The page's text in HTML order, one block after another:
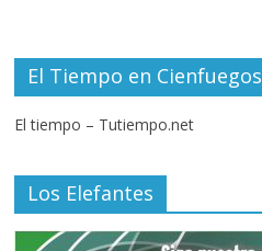
El Tiempo en Cienfuegos
El tiempo – Tutiempo.net
Los Elefantes